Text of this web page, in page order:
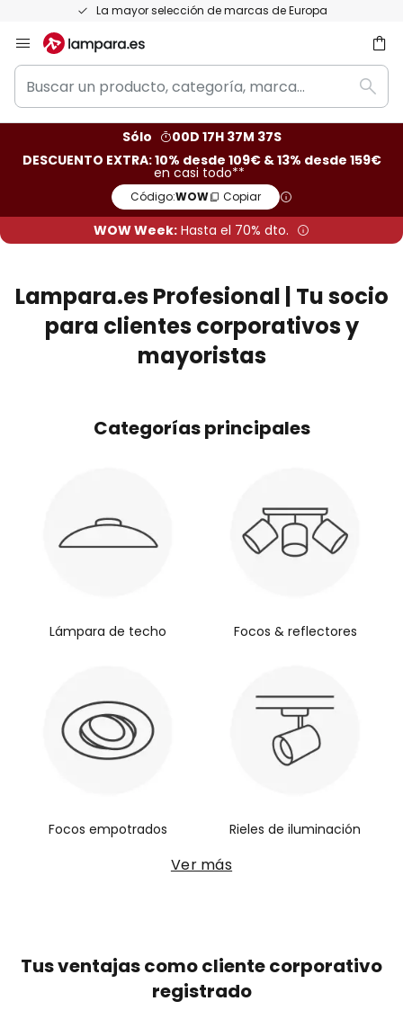
La mayor selección de marcas de Europa
al
contenido
Buscar
un
producto,
marca...
Sólo
00D 17H 37M 36S
DESCUENTO EXTRA: 10% desde 109€ & 13% desde 159€
en casi todo**
Código:WOW Copiar
WOW Week: Hasta el 70% dto.
Lampara.es Profesional | Tu socio
para clientes corporativos y
mayoristas
Categorías principales
Lámpara de techo Focos & reflectores
Focos empotrados Rieles de iluminación
Ver más
Tus ventajas como cliente corporativo
registrado